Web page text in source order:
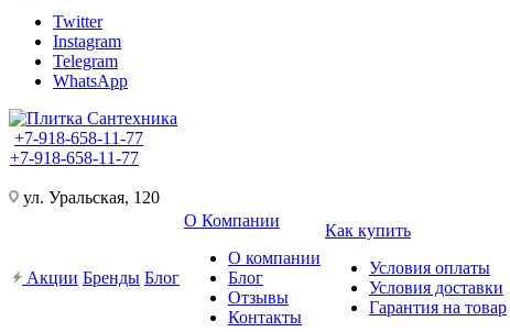
Twitter
Instagram
Telegram
WhatsApp
+7-918-658-11-77
+7-918-658-11-77
ул. Уральская, 120
Акции Бренды Блог
О Компании
О компании
Блог
Отзывы
Контакты
Как купить
Условия оплаты
Условия доставки
Гарантия на товар